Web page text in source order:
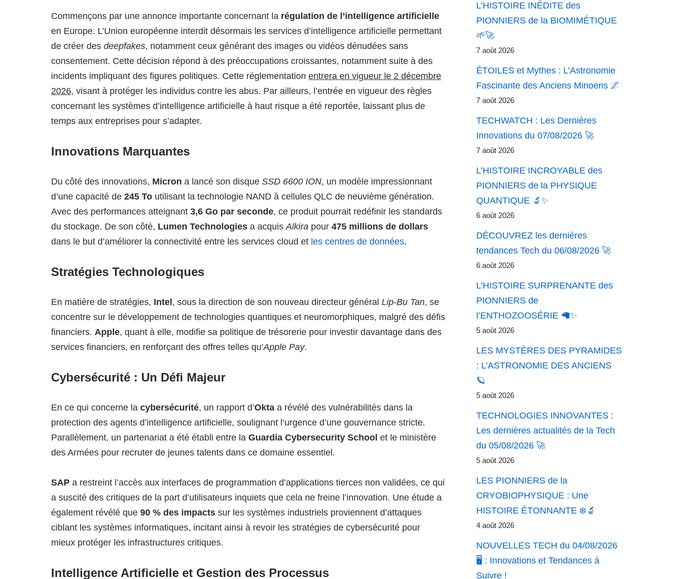
Commençons par une annonce importante concernant la régulation de l’intelligence artificielle
en Europe. L’Union européenne interdit désormais les services d’intelligence artificielle permettant
de créer des deepfakes, notamment ceux générant des images ou vidéos dénudées sans
consentement. Cette décision répond à des préoccupations croissantes, notamment suite à des
incidents impliquant des figures politiques. Cette réglementation entrera en vigueur le 2 décembre
2026, visant à protéger les individus contre les abus. Par ailleurs, l’entrée en vigueur des règles
concernant les systèmes d’intelligence artificielle à haut risque a été reportée, laissant plus de
temps aux entreprises pour s’adapter.
Innovations Marquantes
Du côté des innovations, Micron a lancé son disque SSD 6600 ION, un modèle impressionnant
d’une capacité de 245 To utilisant la technologie NAND à cellules QLC de neuvième génération.
Avec des performances atteignant 3,6 Go par seconde, ce produit pourrait redéfinir les standards
du stockage. De son côté, Lumen Technologies a acquisAlkira pour 475 millions de dollars
dans le but d’améliorer la connectivité entre les services cloud et les centres de données.
Stratégies Technologiques
En matière de stratégies, Intel , sous la direction de son nouveau directeur général Lip-Bu Tan, se
concentre sur le développement de technologies quantiques et neuromorphiques, malgré des défis
financiers. Apple, quant à elle, modifie sa politique de trésorerie pour investir davantage dans des
services financiers, en renforçant des offres telles qu’Apple Pay.
Cybersécurité : Un Défi Majeur
En ce qui concerne la cybersécurité, un rapport d’Okta a révélé des vulnérabilités dans la
protection des agents d’intelligence artificielle, soulignant l’urgence d’une gouvernance stricte.
Parallèlement, un partenariat a été établi entre la Guardia Cybersecurity School et le ministère
des Armées pour recruter de jeunes talents dans ce domaine essentiel.
SAP a restreint l’accès aux interfaces de programmation d’applications tierces non validées, ce qui
a suscité des critiques de la part d’utilisateurs inquiets que cela ne freine l’innovation. Une étude a
également révélé que 90 % des impacts sur les systèmes industriels proviennent d’attaques
ciblant les systèmes informatiques, incitant ainsi à revoir les stratégies de cybersécurité pour
mieux protéger les infrastructures critiques.
Intelligence Artificielle et Gestion des Processus
L’HISTOIRE INÉDITE des
PIONNIERS de la BIOMIMÉTIQUE
🌱🚀
7 août 2026
ÉTOILES et Mythes : L’Astronomie
Fascinante des Anciens Minoens 🌌
7 août 2026
TECHWATCH : Les Dernières
Innovations du 07/08/2026 🚀
7 août 2026
L’HISTOIRE INCROYABLE des
PIONNIERS de la PHYSIQUE
QUANTIQUE 🔬✨
6 août 2026
DÉCOUVREZ les dernières
tendances Tech du 06/08/2026 🚀
6 août 2026
L’HISTOIRE SURPRENANTE des
PIONNIERS de
l’ENTHOZOOSÉRIE 🦙✨
5 août 2026
LES MYSTÈRES DES PYRAMIDES
: L’ASTRONOMIE DES ANCIENS
🪐
5 août 2026
TECHNOLOGIES INNOVANTES :
Les dernières actualités de la Tech
du 05/08/2026 🚀
5 août 2026
LES PIONNIERS de la
CRYOBIOPHYSIQUE : Une
HISTOIRE ÉTONNANTE ❄️🔬
4 août 2026
NOUVELLES TECH du 04/08/2026
🖥️ : Innovations et Tendances à
Suivre !